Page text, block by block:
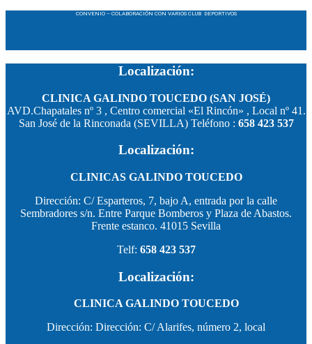
CONVENIO – COLABORACIÓN CON VARIOS CLUB DEPORTIVOS
Localización:
CLINICA GALINDO TOUCEDO (SAN JOSÉ)
AVD.Chapatales nº 3 , Centro comercial «El Rincón» , Local nº 41.
San José de la Rinconada (SEVILLA) Teléfono : 658 423 537
Localización:
CLINICAS GALINDO TOUCEDO
Dirección: C/ Esparteros, 7, bajo A, entrada por la calle
Sembradores s/n. Entre Parque Bomberos y Plaza de Abastos.
Frente estanco. 41015 Sevilla
Telf: 658 423 537
Localización:
CLINICA GALINDO TOUCEDO
Dirección: Dirección: C/ Alarifes, número 2, local